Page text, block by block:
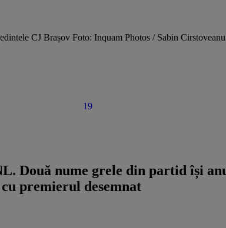
CJ Brașov Foto: Inquam Photos / Sabin Cirstoveanu
19
Două nume grele din partid își
premierul desemnat